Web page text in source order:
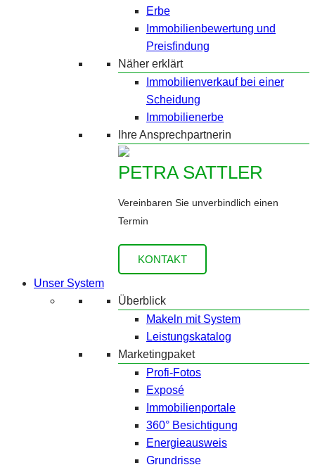
Erbe
Immobilienbewertung und
Preisfindung
Näher erklärt
Immobilienverkauf bei einer
Scheidung
Immobilienerbe
Ihre Ansprechpartnerin
PETRA SATTLER
Vereinbaren Sie unverbindlich einen
Termin
KONTAKT
Unser System
Überblick
Makeln mit System
Leistungskatalog
Marketingpaket
Profi-Fotos
Exposé
Immobilienportale
360° Besichtigung
Energieausweis
Grundrisse